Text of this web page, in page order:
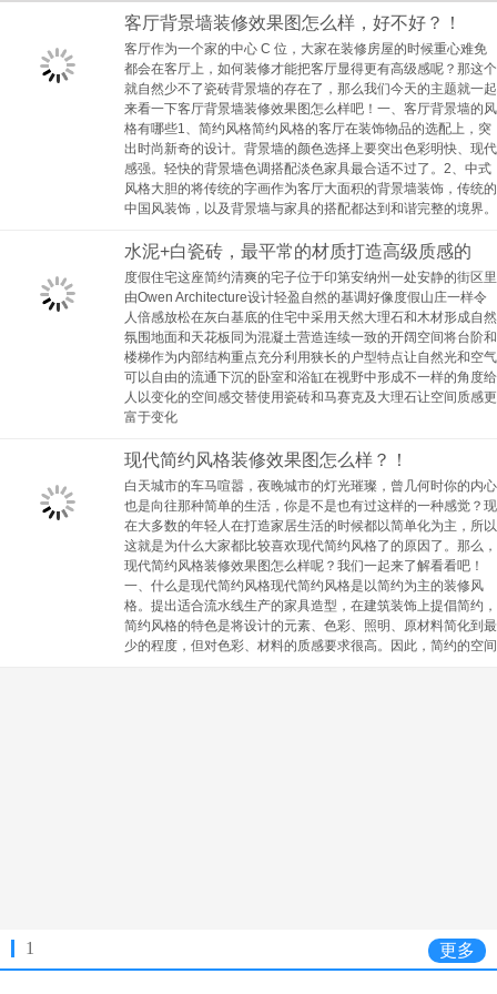
客厅背景墙装修效果图怎么样，好不好？！
客厅作为一个家的中心 C 位，大家在装修房屋的时候重心难免
都会在客厅上，如何装修才能把客厅显得更有高级感呢？那这个
就自然少不了瓷砖背景墙的存在了，那么我们今天的主题就一起
来看一下客厅背景墙装修效果图怎么样吧！一、客厅背景墙的风
格有哪些1、简约风格简约风格的客厅在装饰物品的选配上，突
出时尚新奇的设计。背景墙的颜色选择上要突出色彩明快、现代
感强。轻快的背景墙色调搭配淡色家具最合适不过了。2、中式
风格大胆的将传统的字画作为客厅大面积的背景墙装饰，传统的
中国风装饰，以及背景墙与家具的搭配都达到和谐完整的境界。
水泥+白瓷砖，最平常的材质打造高级质感的
度假住宅这座简约清爽的宅子位于印第安纳州一处安静的街区里
由Owen Architecture设计轻盈自然的基调好像度假山庄一样令
人倍感放松在灰白基底的住宅中采用天然大理石和木材形成自然
氛围地面和天花板同为混凝土营造连续一致的开阔空间将台阶和
楼梯作为内部结构重点充分利用狭长的户型特点让自然光和空气
可以自由的流通下沉的卧室和浴缸在视野中形成不一样的角度给
人以变化的空间感交替使用瓷砖和马赛克及大理石让空间质感更
富于变化
现代简约风格装修效果图怎么样？！
白天城市的车马喧嚣，夜晚城市的灯光璀璨，曾几何时你的内心
也是向往那种简单的生活，你是不是也有过这样的一种感觉？现
在大多数的年轻人在打造家居生活的时候都以简单化为主，所以
这就是为什么大家都比较喜欢现代简约风格了的原因了。那么，
现代简约风格装修效果图怎么样呢？我们一起来了解看看吧！
一、什么是现代简约风格现代简约风格是以简约为主的装修风
格。提出适合流水线生产的家具造型，在建筑装饰上提倡简约，
简约风格的特色是将设计的元素、色彩、照明、原材料简化到最
少的程度，但对色彩、材料的质感要求很高。因此，简约的空间
1 更多